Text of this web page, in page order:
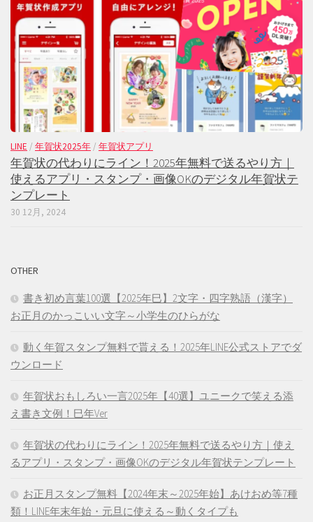
LINE / 年賀状2025年 / 年賀状アプリ
年賀状の代わりにライン！2025年無料で送るやり方｜
使えるアプリ・スタンプ・画像OKのデジタル年賀状テ
ンプレート
30 12月, 2024
OTHER
書き初め言葉100選【2025年巳】2文字・四字熟語（漢字）
お正月のかっこいい文字～小学生のひらがな
動く年賀スタンプ無料で貰える！2025年LINE公式ストアでダ
ウンロード
年賀状おもしろい一言2025年【40選】ユニークで笑える添
え書き文例！巳年Ver
年賀状の代わりにライン！2025年無料で送るやり方｜使え
るアプリ・スタンプ・画像OKのデジタル年賀状テンプレート
お正月スタンプ無料【2024年末～2025年始】あけおめ等7種
類！LINE年末年始・元旦に使える～動くタイプも